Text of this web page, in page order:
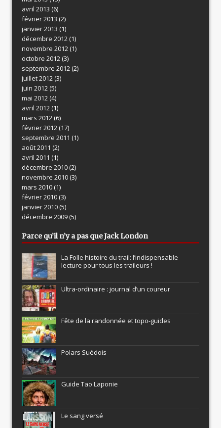
avril 2013 (6)
février 2013 (2)
janvier 2013 (1)
décembre 2012(1)
novembre 2012(1)
octobre 2012(3)
septembre 2012(2)
juillet 2012(3)
juin 2012(5)
mai 2012(4)
avril 2012(1)
mars 2012(6)
février 2012(17)
septembre 2011 (1)
août 2011 (2)
avril 2011 (1)
décembre 2010(2)
novembre 2010(3)
mars 2010(1)
février 2010(3)
janvier 2010(5)
décembre 2009(5)
Parce qu’il n’y a pas que Jack London
La Folle histoire du trail: l’indispensable
lecture pour tous les traileurs !
Ultra-ordinaire : journal d’un coureur
Fête de la randonnée et topo-guides
Polars Suédois
Guide Tao Laponie
Le sang versé